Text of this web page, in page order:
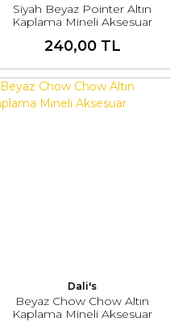
Siyah Beyaz Pointer Altın
Kaplama Mineli Aksesuar
240,00 TL
Dali's
Beyaz Chow Chow Altın
Kaplama Mineli Aksesuar